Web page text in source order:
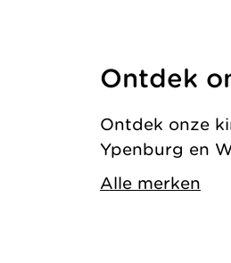
Ontdek
Ontdek onze
Ypenburg en
Alle merken